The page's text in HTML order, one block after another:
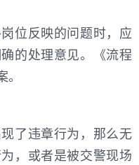
位反映的问题时，应
的处理意见。《流程
了违章行为，那么无
，或者是被交警现场